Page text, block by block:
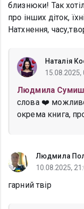
близнюки! Так
про інших діток,
Натхнення,
Наталія
15.08.2025,
Людмила
слова ❤️
окрема книга,
Людмила
10.08.2025,
гарний твір